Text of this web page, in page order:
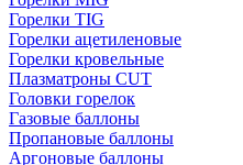
Горелки TIG
Горелки ацетиленовые
Горелки кровельные
Плазматроны CUT
Головки горелок
Газовые баллоны
Пропановые баллоны
Аргоновые баллоны